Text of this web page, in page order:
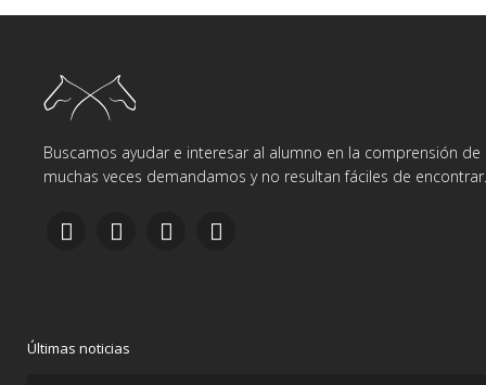
Buscamos ayudar e interesar al alumno en la comprensión
muchas veces demandamos y no resultan fáciles de encontrar.
Últimas noticias